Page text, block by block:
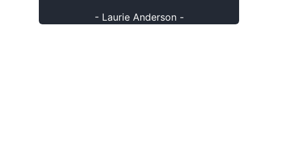
- Laurie Anderson -